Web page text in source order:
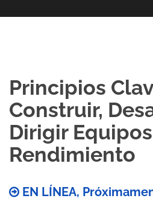
Principios
Construir,
Dirigir
Rendimiento
EN LÍNEA,